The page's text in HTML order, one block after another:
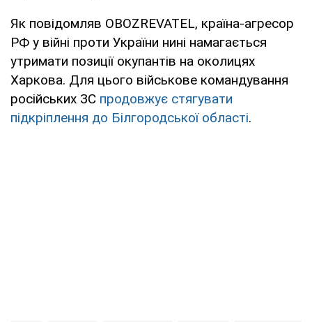
Як повідомляв OBOZREVATEL, країна-агресор
РФ у війні проти України нині намагається
утримати позиції окупантів на околицях
Харкова. Для цього військове командування
російських ЗС продовжує стягувати
підкріплення до Білгородської області.